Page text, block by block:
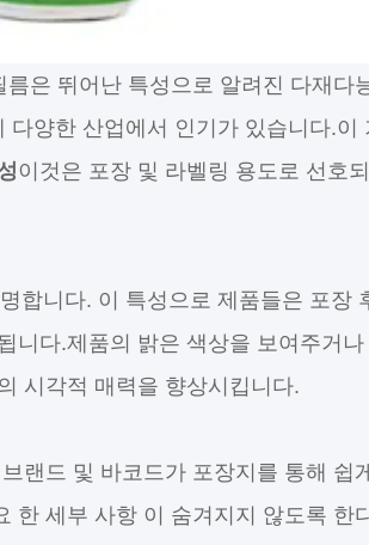
은 뛰어난 특성으로 알려진 다재다
양한 산업에서 인기가 있습니다.이
이것은 포장 및 라벨링 용도로 선호
합니다. 이 특성으로 제품들은 포장
니다.제품의 밝은 색상을 보여주거
시각적 매력을 향상시킵니다.
랜드 및 바코드가 포장지를 통해 쉽
한 세부 사항 이 숨겨지지 않도록 한